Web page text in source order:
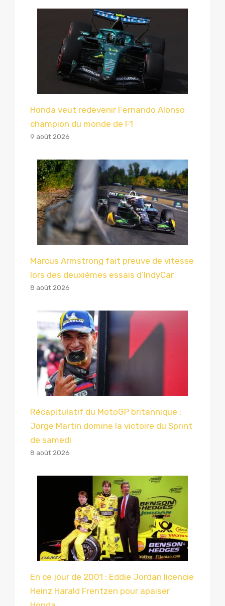
Honda veut redevenir Fernando Alonso
champion du monde de F1
9 août 2026
Marcus Armstrong fait preuve de vitesse
lors des deuxièmes essais d’IndyCar
8 août 2026
Récapitulatif du MotoGP britannique :
Jorge Martin domine la victoire du Sprint
de samedi
8 août 2026
En ce jour de 2001 : Eddie Jordan licencie
Heinz Harald Frentzen pour apaiser